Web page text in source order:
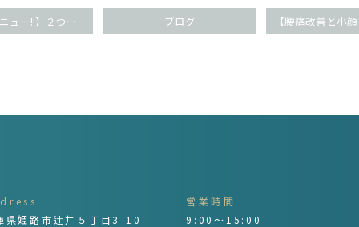
【大人気メニュー!!】２つのお悩み同時に改善(^O^) ブログ
県姫路市辻井５丁目3-10
営業時間
9:00～15:00